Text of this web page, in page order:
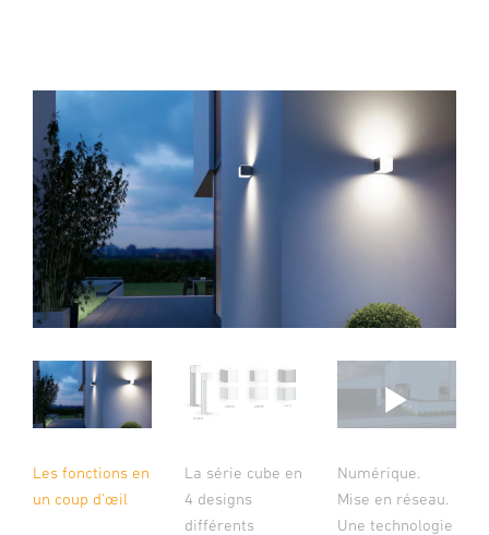
Les fonctions en
un coup d'œil
La série cube en
4 designs
différents
Numérique.
Mise en réseau.
Une technologie